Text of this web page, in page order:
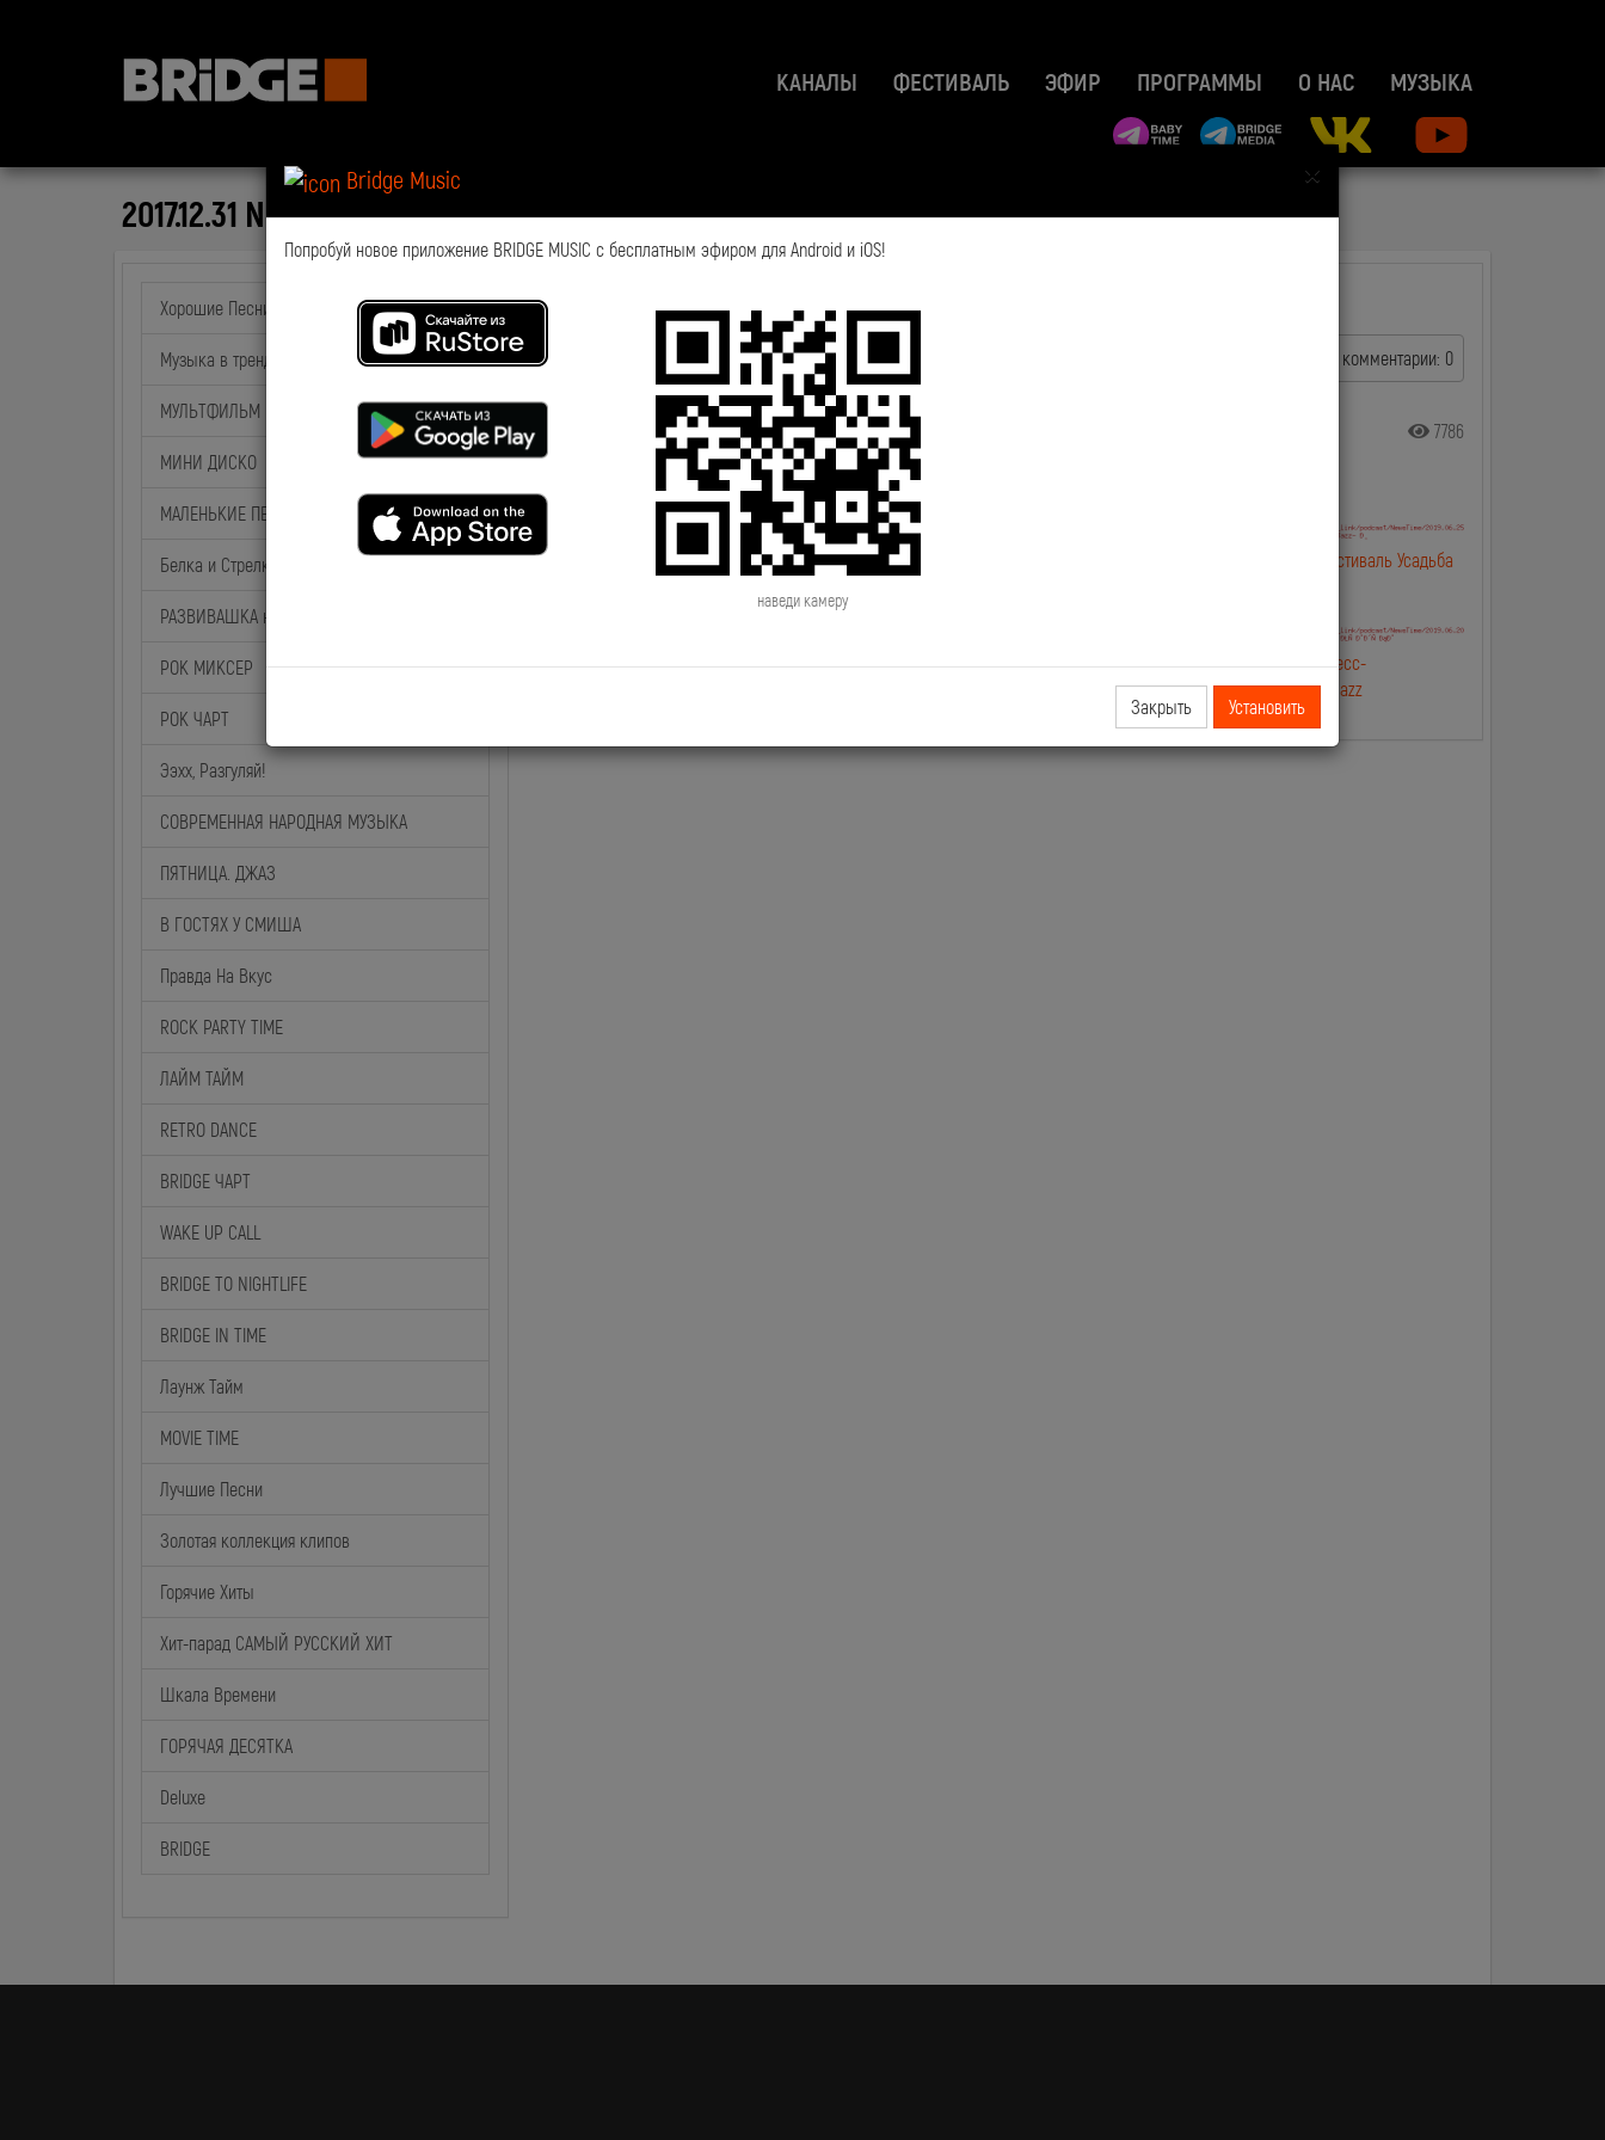
КАНАЛЫ ФЕСТИВАЛЬ ЭФИР ПРОГРАММЫ О НАС МУЗЫКА
×
Bridge Music
Попробуй новое приложение BRIDGE MUSIC с бесплатным эфиром для Android и iOS!
наведи камеру
Закрыть Установить
2017.12.31 NewsTime Podcast
Хорошие Песни
Музыка в тренде
МУЛЬТФИЛЬМ на BABY TIME
МИНИ ДИСКО
МАЛЕНЬКИЕ ПЕСНИ
Белка и Стрелка
РАЗВИВАШКА на BABY TIME
РОК МИКСЕР
РОК ЧАРТ
Ээхх, Разгуляй!
СОВРЕМЕННАЯ НАРОДНАЯ МУЗЫКА
ПЯТНИЦА. ДЖАЗ
В ГОСТЯХ У СМИША
Правда На Вкус
ROCK PARTY TIME
ЛАЙМ ТАЙМ
RETRO DANCE
BRIDGE ЧАРТ
WAKE UP CALL
BRIDGE TO NIGHTLIFE
BRIDGE IN TIME
Лаунж Тайм
MOVIE TIME
Лучшие Песни
Золотая коллекция клипов
Горячие Хиты
Хит-парад САМЫЙ РУССКИЙ ХИТ
Шкала Времени
ГОРЯЧАЯ ДЕСЯТКА
Deluxe
BRIDGE
комментарии: 0
2018-04-05 11:43:46 7786
Смотрите также:
2019.06.28 NewsTime День Рождения
2019.06.27 NewsTime Новый клип
2019.06.25 NewsTime Фестиваль Усадьба
2019.06.24 NewsTime Джиган снимает
2019.06.21 NewsTime Новый клип Касты и
2019.06.20 NewsTime Пресс-
конферениция Усадьба Jazz